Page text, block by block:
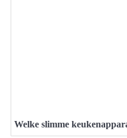
Welke slimme